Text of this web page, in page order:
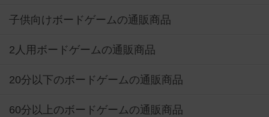
子供向けボードゲームの通販商品
2人用ボードゲームの通販商品
20分以下のボードゲームの通販商品
60分以上のボードゲームの通販商品